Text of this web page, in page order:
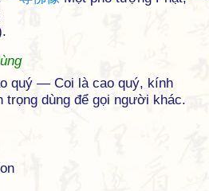
quý — Coi là cao quý, kính
dùng để gọi người khác.